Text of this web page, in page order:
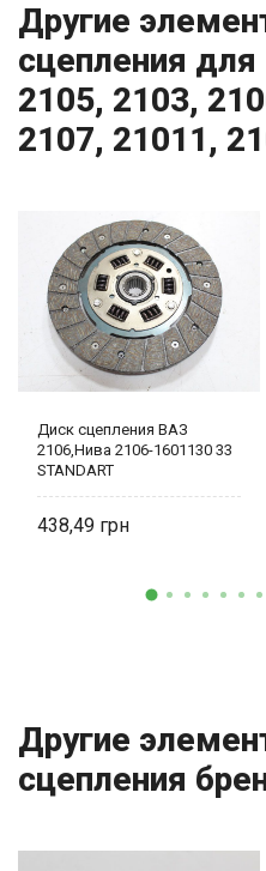
Другие
сцепления
2105, 2103,
2107, 21011,
Диск сцепления ВАЗ
2106,Нива 2106-1601130 33
STANDART
438,49
Другие
сцепления